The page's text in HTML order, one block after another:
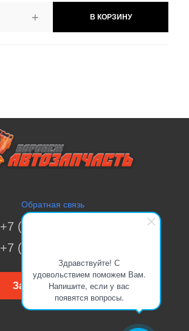
Здравствуйте! С
удовольствием поможем Вам.
Напишите, если у вас
появятся вопросы.
+ В КОРЗИНУ
Обратная связь
+7 (473) 269-41-51
+7 (473) 200-70-00
Заказать звонок